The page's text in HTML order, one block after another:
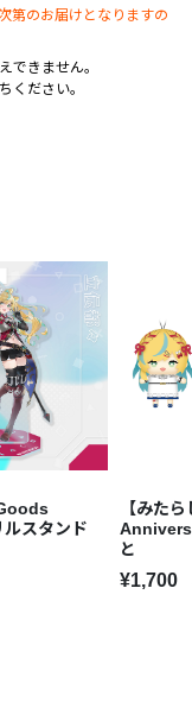
第のお届けとなりますの
できません。
ください。
スタンド
【みた
と
¥1,700